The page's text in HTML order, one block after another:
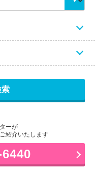
ーが
紹介いたします